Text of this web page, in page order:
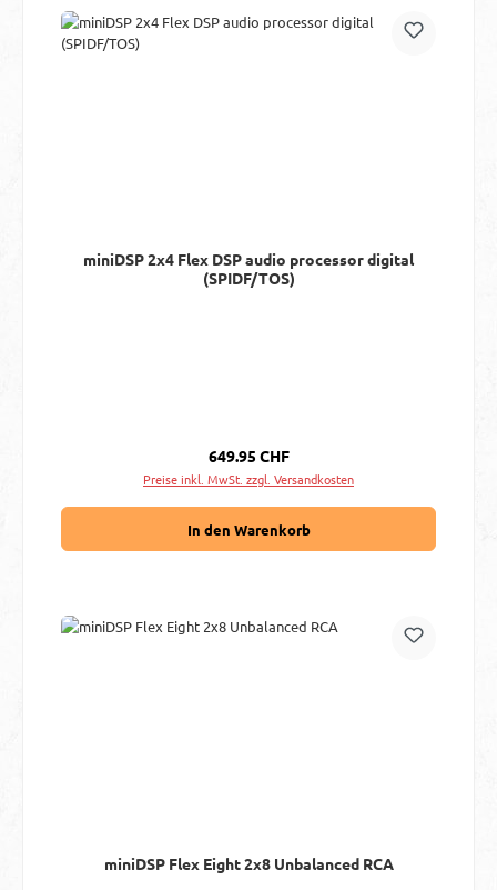
miniDSP 2x4 Flex DSP audio processor digital
(SPIDF/TOS)
Regulärer Preis:
649.95 CHF
Preise inkl. MwSt. zzgl. Versandkosten
In den Warenkorb
miniDSP Flex Eight 2x8 Unbalanced RCA